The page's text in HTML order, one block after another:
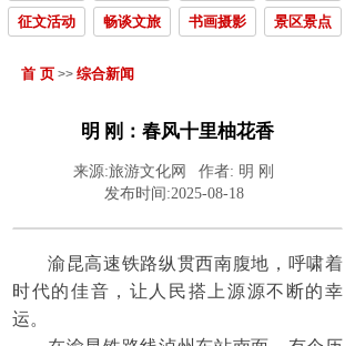
征文活动 畅谈文旅 书画摄影 景区景点
首 页 >> 综合新闻
明 刚：春风十里柚花香
来源:旅游文化网 作者: 明 刚
发布时间:2025-08-18
渝昆高速铁路纵贯西南腹地，呼啸着
时代的佳音，让人民搭上源源不断的幸
运。